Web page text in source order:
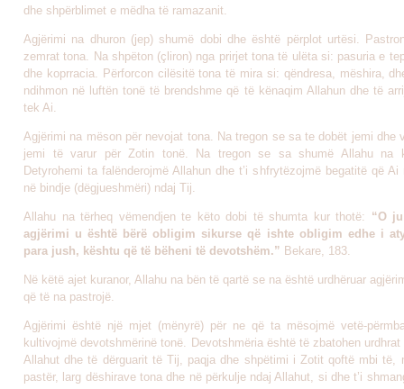
dhe shpërblimet e mëdha të ramazanit.
Agjërimi na dhuron (jep) shumë dobi dhe është përplot urtësi.
zemrat tona. Na shpëton (çliron) nga prirjet tona të ulëta si: pasuria e
dhe koprracia. Përforcon cilësitë tona të mira si: qëndresa, mëshira,
ndihmon në luftën tonë të brendshme që të kënaqim Allahun dhe të
tek Ai.
Agjërimi na mëson për nevojat tona. Na tregon se sa te dobët jemi dhe
jemi të varur për Zotin tonë. Na tregon se sa shumë Allahu na
Detyrohemi ta falënderojmë Allahun dhe t’i shfrytëzojmë begatitë që Ai
në bindje (dëgjueshmëri) ndaj Tij.
Allahu na tërheq vëmendjen te këto dobi të shumta kur thotë: “O
agjërimi u është bërë obligim sikurse që ishte obligim edhe i
para jush, kështu që të bëheni të devotshëm.” Bekare, 183.
Në këtë ajet kuranor, Allahu na bën të qartë se na është urdhëruar
që të na pastrojë.
Agjërimi është një mjet (mënyrë) për ne që ta mësojmë vetë-
kultivojmë devotshmërinë tonë. Devotshmëria është të zbatohen
Allahut dhe të dërguarit të Tij, paqja dhe shpëtimi i Zotit qoftë mbi të,
pastër, larg dëshirave tona dhe në përkulje ndaj Allahut, si dhe t’i